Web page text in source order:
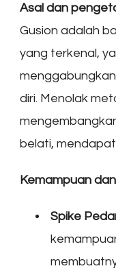
Asal dan
Gusion adalah
yang terkenal,
diri. Menolak
belati,
Kemampuan
Spike